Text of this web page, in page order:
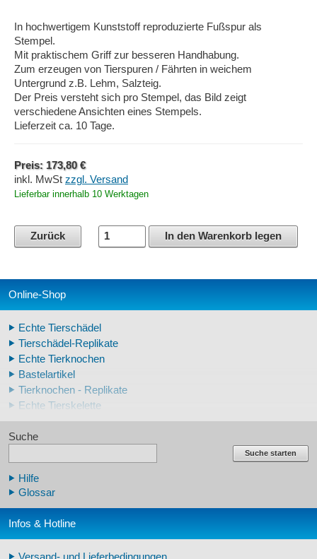
In hochwertigem Kunststoff reproduzierte Fußspur als
Stempel.
Mit praktischem Griff zur besseren Handhabung.
Zum erzeugen von Tierspuren / Fährten in weichem
Untergrund z.B. Lehm, Salzteig.
Der Preis versteht sich pro Stempel, das Bild zeigt
verschiedene Ansichten eines Stempels.
Lieferzeit ca. 10 Tage.
Preis: 173,80 €
inkl. MwSt zzgl. Versand
Lieferbar innerhalb 10 Werktagen
Zurück In den Warenkorb legen
Online-Shop
Echte Tierschädel
Tierschädel-Replikate
Echte Tierknochen
Bastelartikel
Tierknochen - Replikate
Echte Tierskelette
Echte Tierzähne
Krallen- und Zahnreplikate
Schädelreplikate Mensch
Knochenreplikate Mensch
Arm-/Beinskelette Mensch
Suche
Suche starten
Hilfe
Glossar
Infos & Hotline
Versand- und Lieferbedingungen